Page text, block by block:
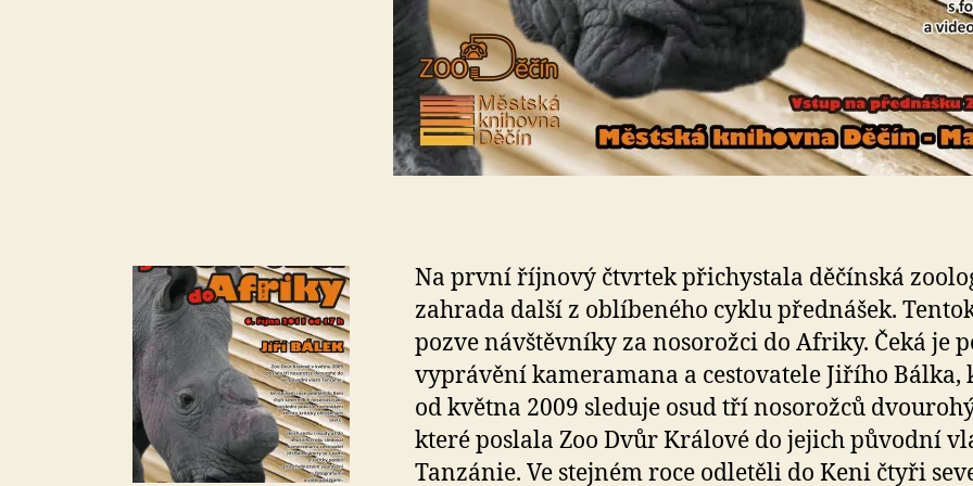
Na první říjnový čtvrtek přichystala děčínská
zahrada další z oblíbeného cyklu přednášek.
pozve návštěvníky za nosorožci do Afriky. Čeká je
vyprávění kameramana a cestovatele Jiřího Bálka,
od května 2009 sleduje osud tří nosorožců
které poslala Zoo Dvůr Králové do jejich původní
Tanzánie. Ve stejném roce odletěli do Keni čtyři